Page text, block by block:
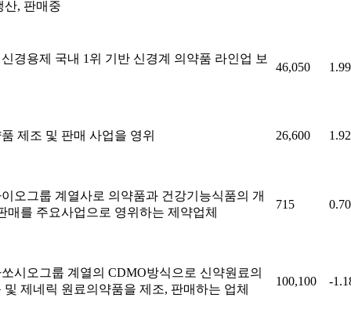
산, 판매중
경용제 국내 1위 기반 신경계 의약품 라인업 보
46,050
제조 및 판매 사업을 영위 26,600
오그룹 계열사로 의약품과 건강기능식품의 개
매를 주요사업으로 영위하는 제약업체
715
시오그룹 계열의 CDMO방식으로 신약원료의
및 제네릭 원료의약품을 제조, 판매하는 업체
100,100 -